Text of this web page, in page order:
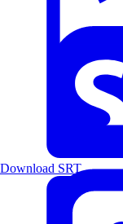
Download SRT